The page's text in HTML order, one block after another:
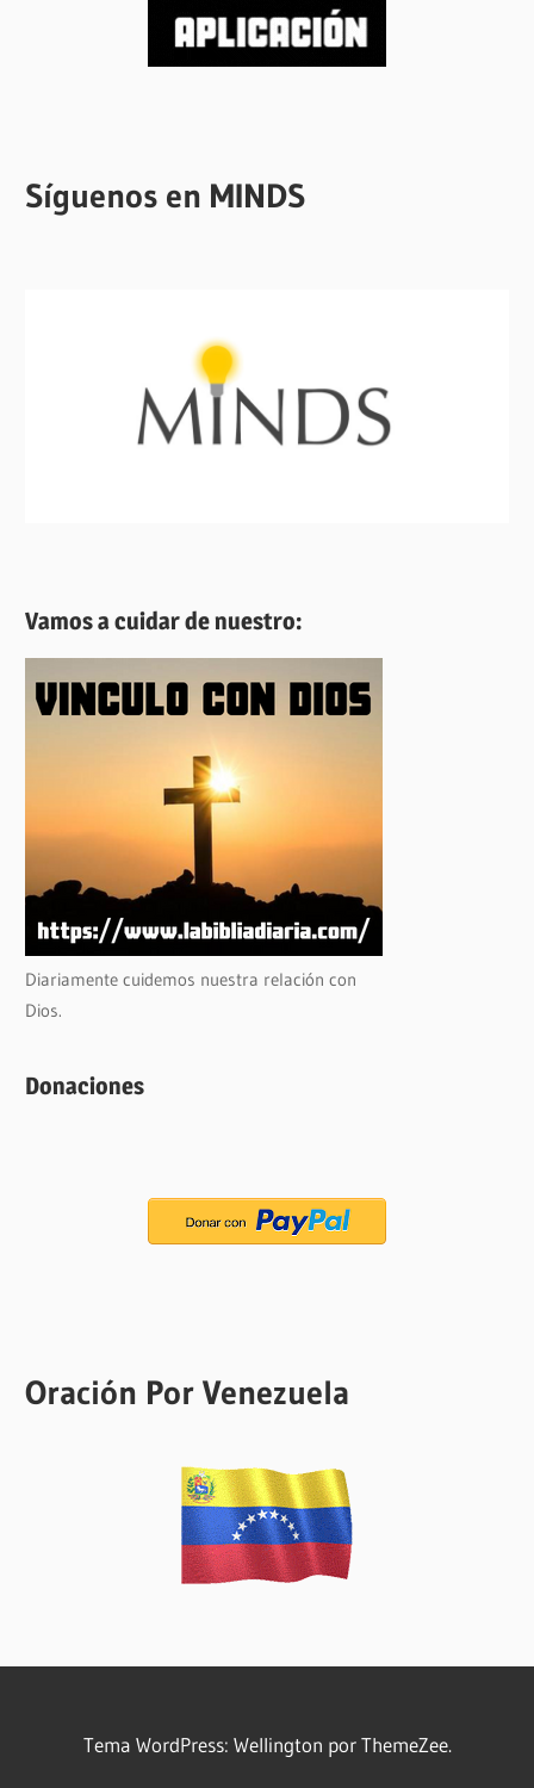
Síguenos en MINDS
Vamos a cuidar de nuestro:
Diariamente cuidemos nuestra relación con
Dios.
Donaciones
Oración Por Venezuela
Tema WordPress: Wellington por ThemeZee.